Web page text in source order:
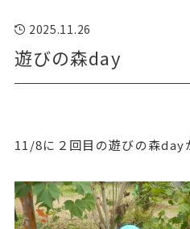
2025.11.26
遊びの森day
11/8に２回目の遊びの森day